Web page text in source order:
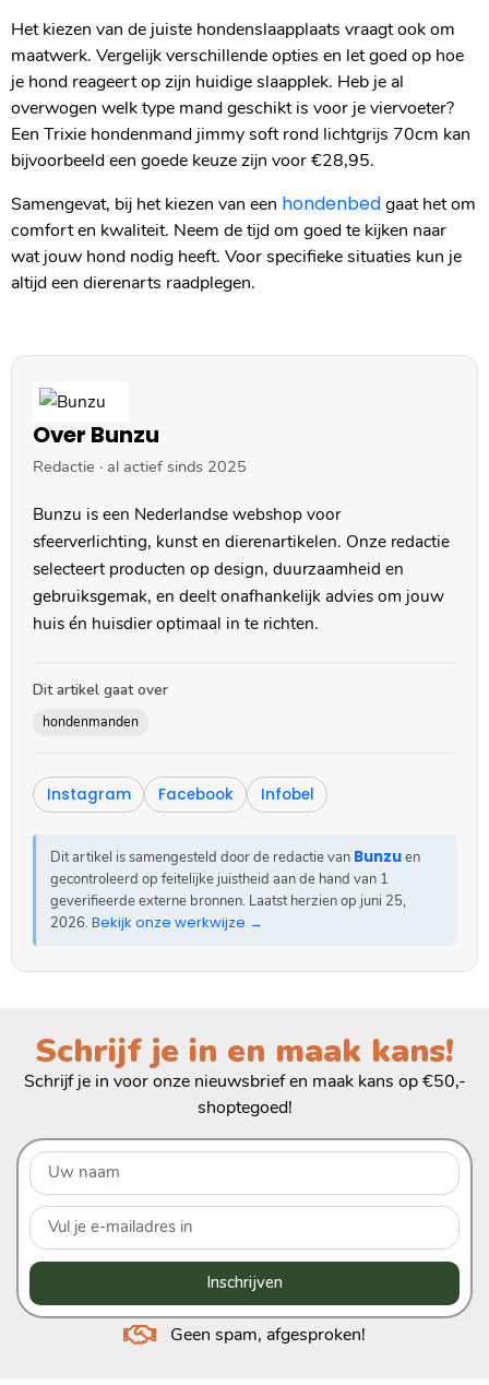
Het kiezen van de juiste hondenslaapplaats vraagt ook om
maatwerk. Vergelijk verschillende opties en let goed op hoe
je hond reageert op zijn huidige slaapplek. Heb je al
overwogen welk type mand geschikt is voor je viervoeter?
Een Trixie hondenmand jimmy soft rond lichtgrijs 70cm kan
bijvoorbeeld een goede keuze zijn voor €28,95.
Samengevat, bij het kiezen van een hondenbedgaat het om
comfort en kwaliteit. Neem de tijd om goed te kijken naar
wat jouw hond nodig heeft. Voor specifieke situaties kun je
altijd een dierenarts raadplegen.
Over Bunzu
Redactie · al actief sinds 2025
Bunzu is een Nederlandse webshop voor
sfeerverlichting, kunst en dierenartikelen. Onze redactie
selecteert producten op design, duurzaamheid en
gebruiksgemak, en deelt onafhankelijk advies om jouw
huis én huisdier optimaal in te richten.
Dit artikel gaat over
hondenmanden
Instagram Facebook Infobel
Dit artikel is samengesteld door de redactie van Bunzuen
gecontroleerd op feitelijke juistheid aan de hand van 1
geverifieerde externe bronnen. Laatst herzien op juni 25,
2026.Bekijk onze werkwijze →
Schrijf je in en maak kans!
Schrijf je in voor onze nieuwsbrief en maak kans op €50,-
shoptegoed!
Inschrijven
Geen spam, afgesproken!